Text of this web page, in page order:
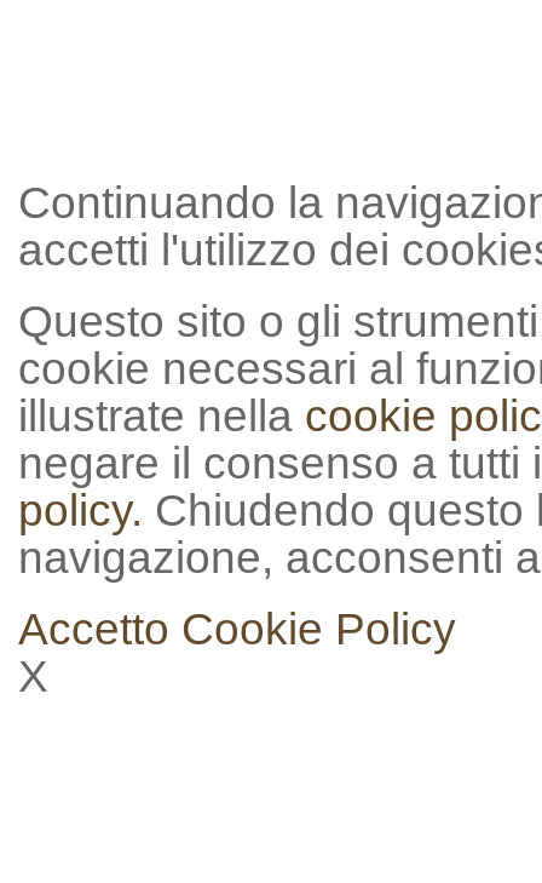
Continuando la
accetti l'utilizzo dei
Questo sito o gli
cookie necessari al
illustrate nella cookie
negare il consenso a
policy. Chiudendo
navigazione, acconsenti
Accetto Cookie Policy
X